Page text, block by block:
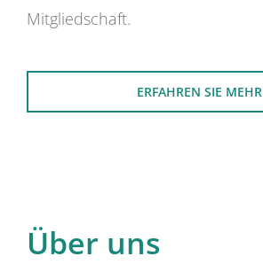
Mitgliedschaft.
ERFAHREN SIE MEHR
Über uns